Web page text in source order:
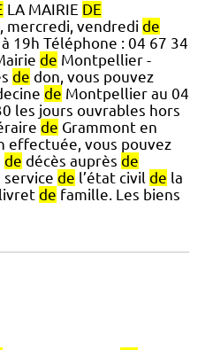
LA MAIRIE DE
mercredi, vendredi de
19h Téléphone : 04 67 34
de Montpellier -
de don, vous pouvez
de Montpellier au 04
les jours ouvrables hors
de Grammont en
effectuée, vous pouvez
de décès auprès de
service de l’état civil de la
de famille. Les biens